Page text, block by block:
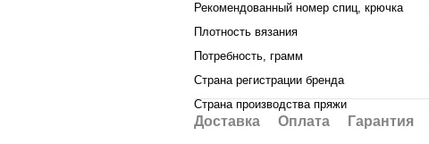
Рекомендованный номер спиц, крючка
Плотность вязания
Потребность, грамм
Страна регистрации бренда
Страна производства пряжи
Доставка Оплата Гарантия